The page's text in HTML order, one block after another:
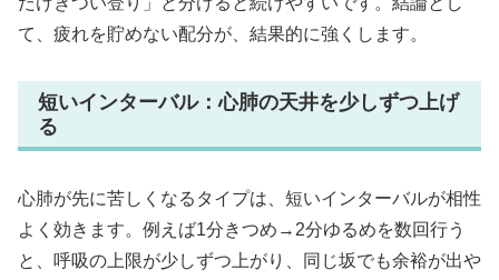
て、疲れを貯めない配分が、結果的に強くします。
短いインターバル：心肺の天井を少しずつ上げ
る
心肺が先に苦しくなるタイプは、短いインターバルが相性
よく効きます。例えば1分きつめ→2分ゆるめを数回行う
と、呼吸の上限が少しずつ上がり、同じ坂でも余裕が出や